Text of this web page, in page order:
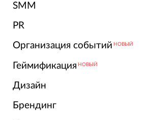
SMM
PR
Организация событий НОВЫЙ
Геймификация НОВЫЙ
Дизайн
Брендинг